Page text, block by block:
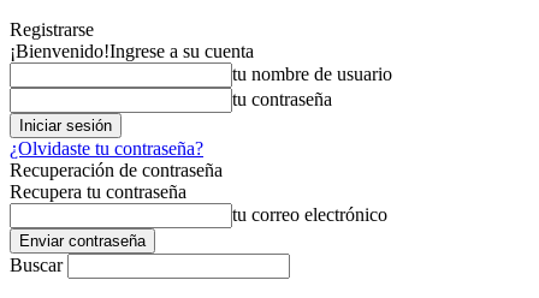
Registrarse
¡Bienvenido!Ingrese a su cuenta
tu nombre de usuario
tu contraseña
¿Olvidaste tu contraseña?
Recuperación de contraseña
Recupera tu contraseña
tu correo electrónico
Buscar